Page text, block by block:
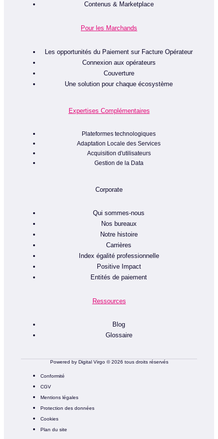
Contenus & Marketplace
Pour les Marchands
Les opportunités du Paiement sur Facture Opérateur
Connexion aux opérateurs
Couverture
Une solution pour chaque écosystème
Expertises Complémentaires
Plateformes technologiques
Adaptation Locale des Services
Acquisition d'utilisateurs
Gestion de la Data
Corporate
Qui sommes-nous
Nos bureaux
Notre histoire
Carrières
Index égalité professionnelle
Positive Impact
Entités de paiement
Ressources
Blog
Glossaire
Powered by Digital Virgo © 2026 tous droits réservés
Conformité
CGV
Mentions légales
Protection des données
Cookies
Plan du site